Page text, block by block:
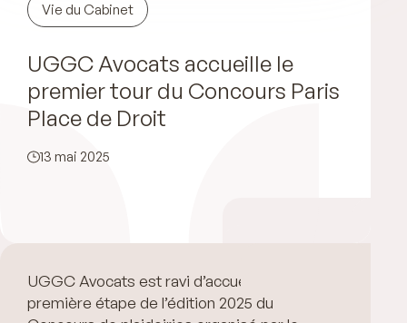
Vie du Cabinet
UGGC Avocats accueille le
premier tour du Concours Paris
Place de Droit
13 mai 2025
UGGC Avocats est ravi d’accueillir la
première étape de l’édition 2025 du